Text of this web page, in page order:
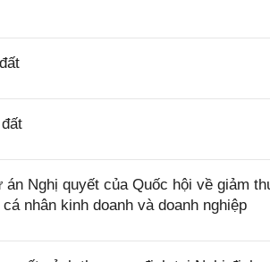
Nghị quyết của Quốc hội về giảm
nhân kinh doanh và doanh nghiệp